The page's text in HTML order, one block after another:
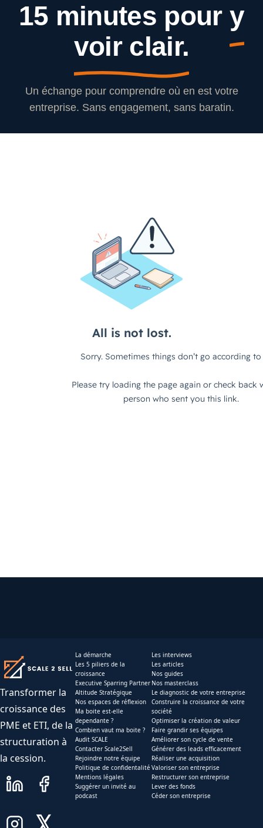
15 minutes pour y
voir clair.
Un échange pour comprendre où en est votre
entreprise. Sans engagement, sans baratin.
Transformer la
croissance des
PME et ETI, de la
structuration à
la cession.
La démarche
Les 5 piliers de la
croissance
Executive Sparring Partner
Altitude Stratégique
Nos espaces de réflexion
Ma boite est-elle
dependante ?
Combien vaut ma boite ?
Audit SCALE
Contacter Scale2Sell
Rejoindre notre équipe
Politique de confidentalité
Mentions légales
Suggérer un invité au
podcast
Les interviews
Les articles
Nos guides
Nos masterclass
Le diagnostic de votre entreprise
Construire la croissance de votre
société
Optimiser la création de valeur
Faire grandir ses équipes
Améliorer son cycle de vente
Générer des leads efficacement
Réaliser une acquisition
Valoriser son entreprise
Restructurer son entreprise
Lever des fonds
Céder son entreprise